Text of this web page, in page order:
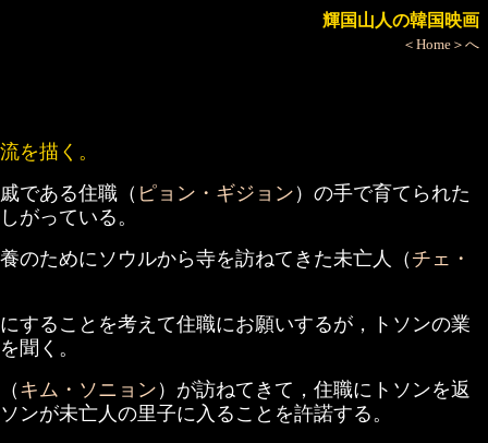
輝国山人の韓国映画
＜Home＞へ
を描く。
である住職（ ピョン・ギジョン ）の手で育てられた
がっている。
のためにソウルから寺を訪ねてきた未亡人（ チェ・
することを考えて住職にお願いするが，トソンの業
聞く。
キム・ソニョン ）が訪ねてきて，住職にトソンを返
ンが未亡人の里子に入ることを許諾する。